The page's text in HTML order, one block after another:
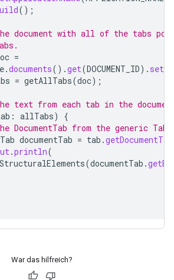
();
document with all of the tabs
=
.documents().get(DOCUMENT_ID).
= getAllTabs(doc);
text from each tab in the
: allTabs)
{
DocumentTab from the generic Tab.
documentTab = tab .getDocumentTab
.println(
(documentTab .
War das hilfreich?